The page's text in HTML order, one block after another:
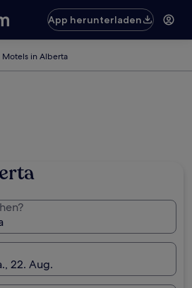
App herunterladen
Motels in Alberta
22. Aug.